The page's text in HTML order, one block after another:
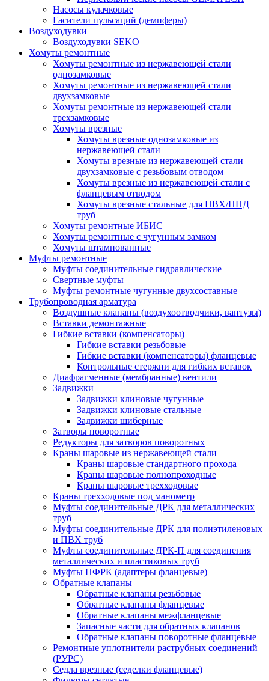
Насосы кулачковые
Гасители пульсаций (демпферы)
Воздуходувки
Воздуходувки SEKO
Хомуты ремонтные
Хомуты ремонтные из нержавеющей стали
однозамковые
Хомуты ремонтные из нержавеющей стали
двухзамковые
Хомуты ремонтные из нержавеющей стали
трехзамковые
Хомуты врезные
Хомуты врезные однозамковые из
нержавеющей стали
Хомуты врезные из нержавеющей стали
двухзамковые с резьбовым отводом
Хомуты врезные из нержавеющей стали с
фланцевым отводом
Хомуты врезные стальные для ПВХ/ПНД
труб
Хомуты ремонтные ИБИС
Хомуты ремонтные с чугунным замком
Хомуты штампованные
Муфты ремонтные
Муфты соединительные гидравлические
Свертные муфты
Муфты ремонтные чугунные двухсоставные
Трубопроводная арматура
Воздушные клапаны (воздухоотводчики, вантузы)
Вставки демонтажные
Гибкие вставки (компенсаторы)
Гибкие вставки резьбовые
Гибкие вставки (компенсаторы) фланцевые
Контрольные стержни для гибких вставок
Диафрагменные (мембранные) вентили
Задвижки
Задвижки клиновые чугунные
Задвижки клиновые стальные
Задвижки шиберные
Затворы поворотные
Редукторы для затворов поворотных
Краны шаровые из нержавеющей стали
Краны шаровые стандартного прохода
Краны шаровые полнопроходные
Краны шаровые трехходовые
Краны трехходовые под манометр
Муфты соединительные ДРК для металлических
труб
Муфты соединительные ДРК для полиэтиленовых
и ПВХ труб
Муфты соединительные ДРК-П для соединения
металлических и пластиковых труб
Муфты ПФРК (адаптеры фланцевые)
Обратные клапаны
Обратные клапаны резьбовые
Обратные клапаны фланцевые
Обратные клапаны межфланцевые
Запасные части для обратных клапанов
Обратные клапаны поворотные фланцевые
Ремонтные уплотнители раструбных соединений
(РУРС)
Седла врезные (седелки фланцевые)